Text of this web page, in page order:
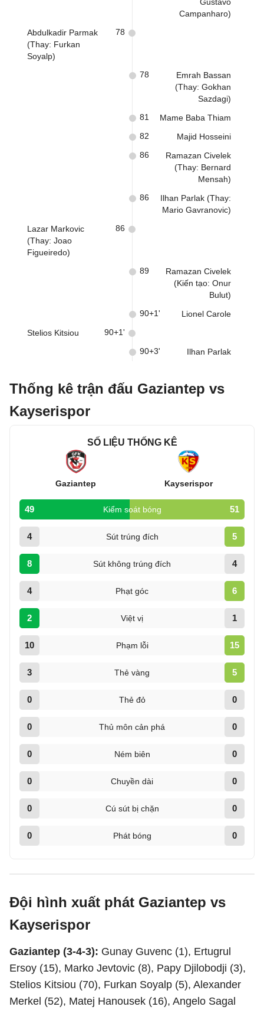
Campanharo)
Abdulkadir Parmak
(Thay: Furkan
Soyalp)
78
Emrah Bassan
(Thay: Gokhan
Sazdagi)
78
Mame Baba Thiam
81
Majid Hosseini
82
Ramazan Civelek
(Thay: Bernard
Mensah)
86
Ilhan Parlak (Thay:
Mario Gavranovic)
86
Lazar Markovic
(Thay: Joao
Figueiredo)
86
Ramazan Civelek
(Kiến tạo: Onur
Bulut)
89
Lionel Carole
90+1'
Stelios Kitsiou 90+1'
Ilhan Parlak
90+3'
Thống kê trận đấu Gaziantep vs
Kayserispor
SỐ LIỆU THỐNG KÊ
Gaziantep Kayserispor
49 Kiểm soát bóng 51
4 Sút trúng đích 5
8 Sút không trúng đích 4
4 Phạt góc 6
2 Việt vị 1
10 Phạm lỗi 15
3 Thẻ vàng 5
0 Thẻ đỏ 0
0 Thủ môn cản phá 0
0 Ném biên 0
0 Chuyền dài 0
0 Cú sút bị chặn 0
0 Phát bóng 0
Đội hình xuất phát Gaziantep vs
Kayserispor
Gaziantep (3-4-3): Gunay Guvenc (1), Ertugrul
Ersoy (15), Marko Jevtovic (8), Papy Djilobodji (3),
Stelios Kitsiou (70), Furkan Soyalp (5), Alexander
Merkel (52), Matej Hanousek (16), Angelo Sagal